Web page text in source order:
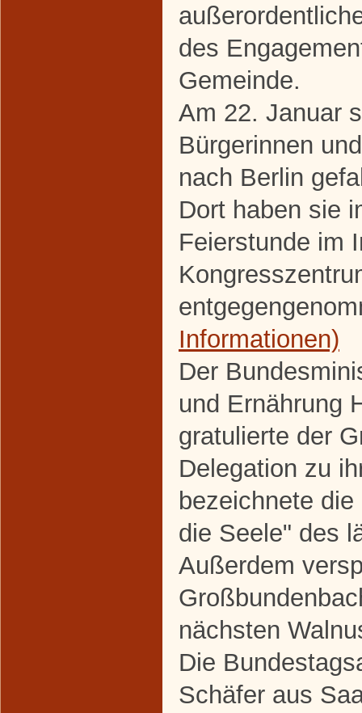
des
Gemeinde.
Am 22. Januar
Bürgerinnen
nach Berlin
Dort haben sie
Feierstunde im
Informationen)
Der
und Ernährung
gratulierte der
Delegation zu
bezeichnete
die Seele" des
Außerdem
nächsten
Die
Schäfer aus